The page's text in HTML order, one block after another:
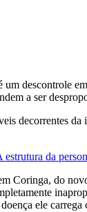
um descontrole
a ser
decorrentes
estrutura da
Coringa, do
ele